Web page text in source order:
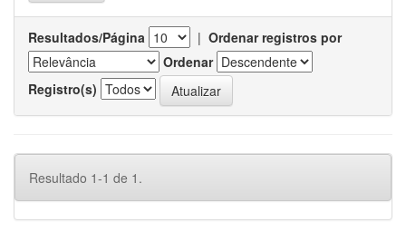
Resultados/Página | Ordenar registros por
Ordenar
Registro(s)
Resultado 1-1 de 1.